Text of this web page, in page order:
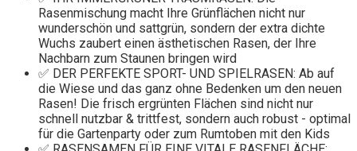
Rasenmischung macht Ihre Grünflächen nicht nur
wunderschön und sattgrün, sondern der extra dichte
Wuchs zaubert einen ästhetischen Rasen, der Ihre
Nachbarn zum Staunen bringen wird
✅ DER PERFEKTE SPORT- UND SPIELRASEN: Ab auf
die Wiese und das ganz ohne Bedenken um den neuen
Rasen! Die frisch ergrünten Flächen sind nicht nur
schnell nutzbar & trittfest, sondern auch robust - optimal
für die Gartenparty oder zum Rumtoben mit den Kids